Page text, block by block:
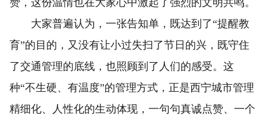
大家普遍认为，一张告知单，既达到了“提醒教
育”的目的，又没有让小过失扫了节日的兴，既守住
了交通管理的底线，也照顾到了人们的感受。这
种“不生硬、有温度”的管理方式，正是西宁城市管理
精细化、人性化的生动体现，一句句真诚点赞、一个